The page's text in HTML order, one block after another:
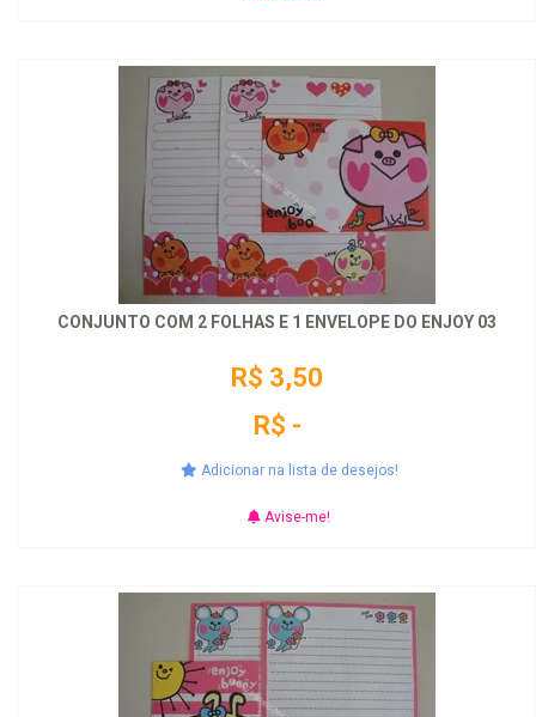
CONJUNTO COM 2 FOLHAS E 1 ENVELOPE DO ENJOY 03
R$ 3,50
R$ -
Adicionar na lista de desejos!
Avise-me!